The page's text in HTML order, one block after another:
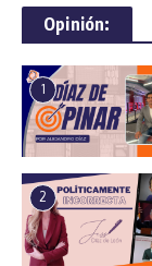
Opinión:
1
2